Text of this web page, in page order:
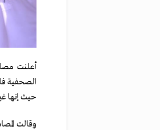
أعلنت
الصحفية
حيث إنها